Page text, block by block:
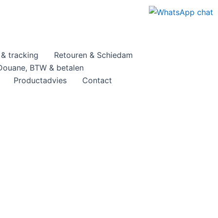
tracking
Retouren & Schiedam
BTW & betalen
Productadvies
Contact